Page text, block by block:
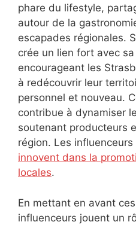
phare du lifestyle,
autour de la
escapades régionales.
crée un lien fort avec
encourageant les
à redécouvrir leur
personnel et nouveau.
contribue à dynamiser
soutenant producteurs
région. Les
innovent dans la
locales.
En mettant en avant
influenceurs jouent un